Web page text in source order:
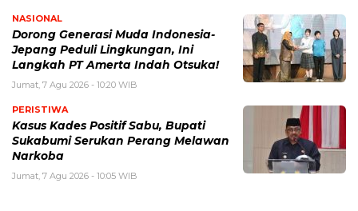
NASIONAL
Dorong Generasi Muda Indonesia-
Jepang Peduli Lingkungan, Ini
Langkah PT Amerta Indah Otsuka!
Jumat, 7 Agu 2026 - 10:20 WIB
PERISTIWA
Kasus Kades Positif Sabu, Bupati
Sukabumi Serukan Perang Melawan
Narkoba
Jumat, 7 Agu 2026 - 10:05 WIB